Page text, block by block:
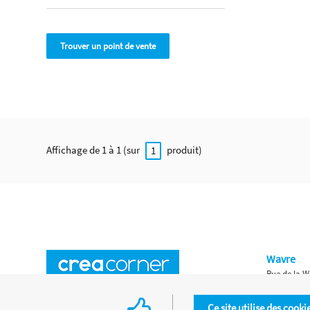
Trouver un point de vente
Affichage de 1 à 1 (sur 1 produit)
Wavre
Rue de la
Waterloo